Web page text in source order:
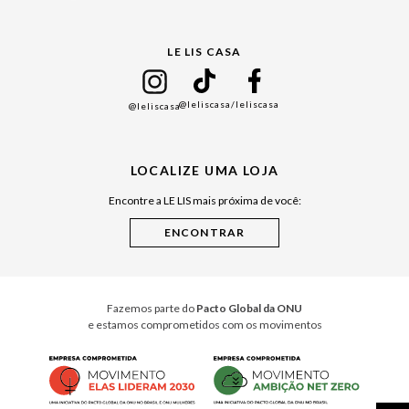
Cuidados Casa
LE LIS CASA
@leliscasa@leliscasa/leliscasa
LOCALIZE UMA LOJA
Encontre a LE LIS mais próxima de você:
Fazemos parte do Pacto Global da ONU
e estamos comprometidos com os movimentos